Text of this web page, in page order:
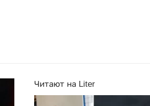
Читают на Liter